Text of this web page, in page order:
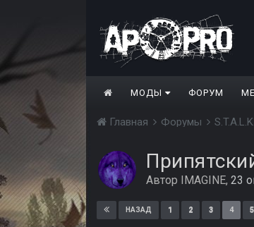
МОДЫ ФОРУМ
Главная Форумы
Автор IMAGINE, 23
НАЗАД 1 2 3 4 5